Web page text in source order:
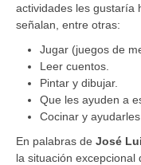
actividades les gustaría
señalan, entre otras:
Jugar (juegos de
Leer cuentos.
Pintar y dibujar.
Que les ayuden a
Cocinar y
En palabras de José
la situación